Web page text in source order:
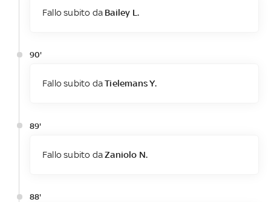
Fallo subito da Bailey L.
90'
Fallo subito daTielemans Y.
89'
Fallo subito daZaniolo N.
88'